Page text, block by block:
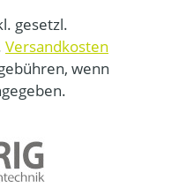
gesetzl.
Versandkosten
wenn